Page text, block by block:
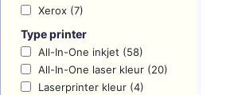
Xerox (7)
Type printer
All-In-One inkjet (58)
All-In-One laser kleur (20)
Laserprinter kleur (4)